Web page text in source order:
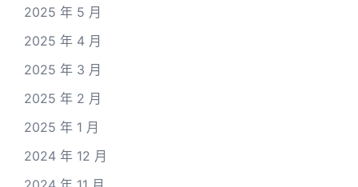
2025 年 5 月
2025 年 4 月
2025 年 3 月
2025 年 2 月
2025 年 1 月
2024 年 12 月